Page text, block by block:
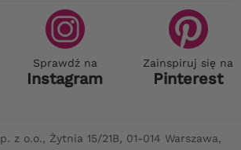
Sprawdź na
Instagram
Zainspiruj się na
Pinterest
z o.o., Żytnia 15/21B, 01-014 Warszawa,